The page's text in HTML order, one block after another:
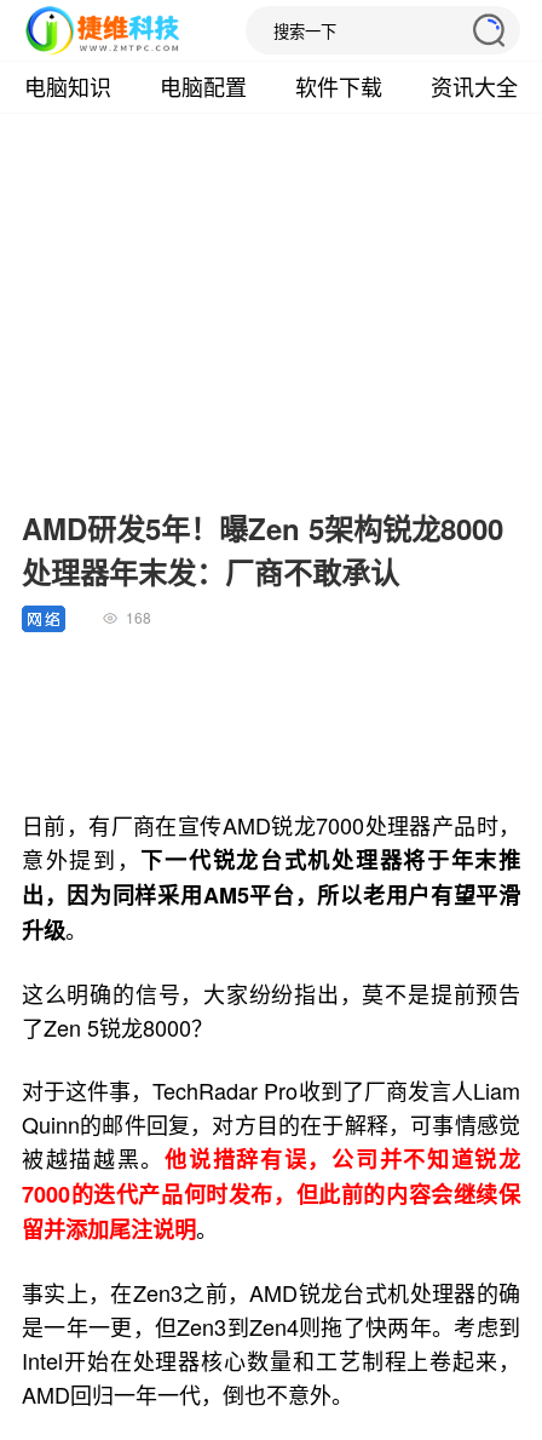
电脑知识 电脑配置 软件下载 资讯大全
AMD研发5年！曝Zen 5架构锐龙8000
处理器年末发：厂商不敢承认
168
日前，有厂商在宣传AMD锐龙7000处理器产品时，
意外提到， 下一代锐龙台式机处理器将于年末推
出，因为同样采用AM5平台，所以老用户有望平滑
升级。
这么明确的信号，大家纷纷指出，莫不是提前预告
了Zen 5锐龙8000？
对于这件事，TechRadar Pro收到了厂商发言人Liam
Quinn的邮件回复，对方目的在于解释，可事情感觉
被越描越黑。他说措辞有误，公司并不知道锐龙
7000的迭代产品何时发布，但此前的内容会继续保
留并添加尾注说明。
事实上，在Zen3之前，AMD锐龙台式机处理器的确
是一年一更，但Zen3到Zen4则拖了快两年。考虑到
Intel开始在处理器核心数量和工艺制程上卷起来，
AMD回归一年一代，倒也不意外。